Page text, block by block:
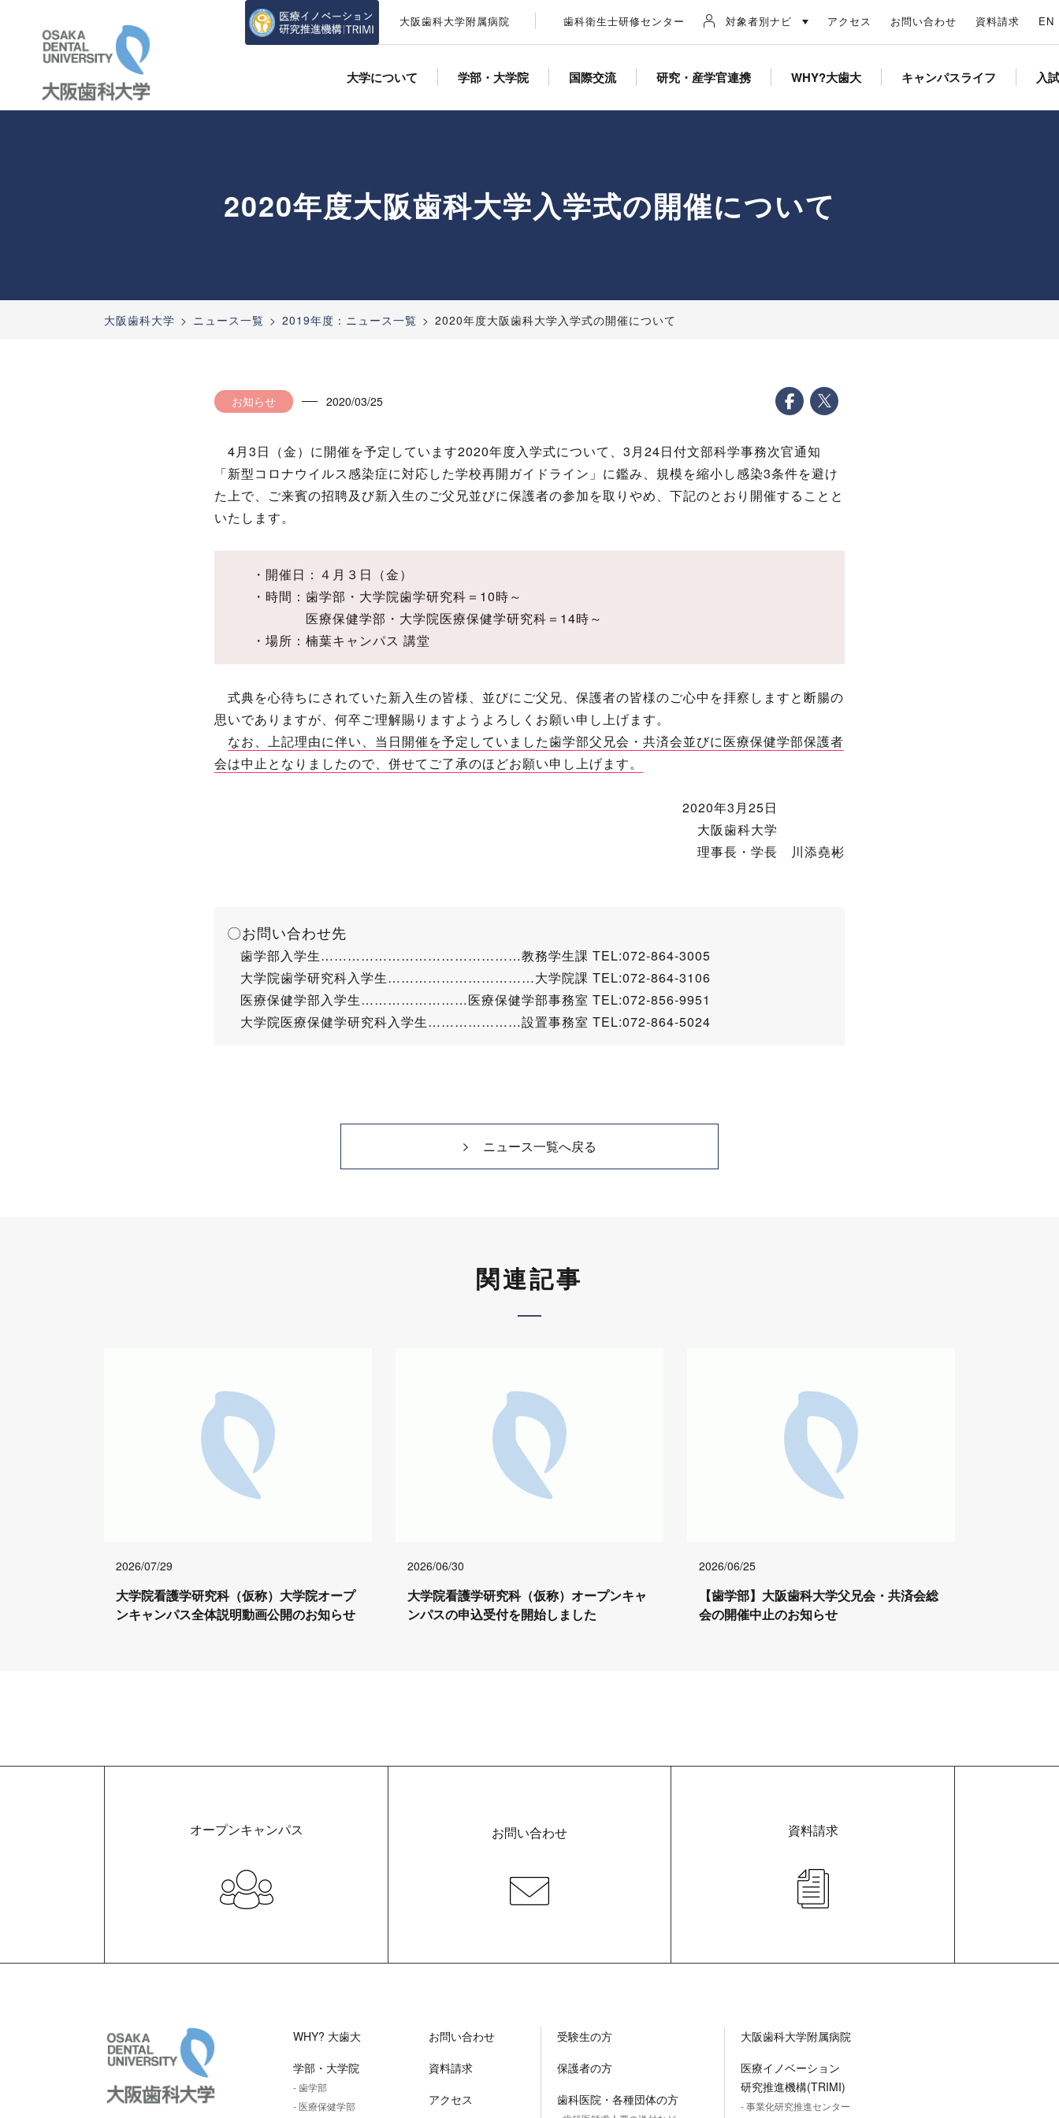
大阪歯科大学 大阪歯科大学附属病院 歯科衛生士研修センター 対象者別ナビ アクセス お問い合わせ 資料請求 EN
大学について 学部・大学院 国際交流 研究・産学官連携 WHY?大歯大 キャンパスライフ 入
2020年度大阪歯科大学入学式の開催について
大阪歯科大学 ニュース一覧 2019年度：ニュース一覧 2020年度大阪歯科大学入学式の開催について
お知らせ 2020/03/25
4月3日（金）に開催を予定しています2020年度入学式について、3月24日付文部科学事務次官通知
「新型コロナウイルス感染症に対応した学校再開ガイドライン」に鑑み、規模を縮小し感染3条件を避け
た上で、ご来賓の招聘及び新入生のご父兄並びに保護者の参加を取りやめ、下記のとおり開催することと
いたします。
・開催日：４月３日（金）
・時間：歯学部・大学院歯学研究科＝10時～
医療保健学部・大学院医療保健学研究科＝14時～
・場所：楠葉キャンパス 講堂
式典を心待ちにされていた新入生の皆様、並びにご父兄、保護者の皆様のご心中を拝察しますと断腸の
思いでありますが、何卒ご理解賜りますようよろしくお願い申し上げます。
なお、上記理由に伴い、当日開催を予定していました歯学部父兄会・共済会並びに医療保健学部保護者
会は中止となりましたので、併せてご了承のほどお願い申し上げます。
2020年3月25日
大阪歯科大学
理事長・学長 川添堯彬
〇お問い合わせ先
歯学部入学生………………………………………教務学生課 TEL:072-864-3005
大学院歯学研究科入学生……………………………大学院課 TEL:072-864-3106
医療保健学部入学生……………………医療保健学部事務室 TEL:072-856-9951
大学院医療保健学研究科入学生…………………設置事務室 TEL:072-864-5024
ニュース一覧へ戻る
関連記事
2026/07/29
大学院看護学研究科（仮称）大学院オープ
ンキャンパス全体説明動画公開のお知らせ
2026/06/30
大学院看護学研究科（仮称）オープンキャ
ンパスの申込受付を開始しました
2026/06/25
【歯学部】大阪歯科大学父兄会・共済会総
会の開催中止のお知らせ
オープンキャンパス お問い合わせ 資料請求
大阪歯科大学WHY? 大歯大
学部・大学院
- 歯学部
- 医療保健学部
お問い合わせ
資料請求
アクセス
受験生の方
保護者の方
歯科医院・各種団体の方
大阪歯科大学附属病院
医療イノベーション
研究推進機構(TRIMI)
- 事業化研究推進センター